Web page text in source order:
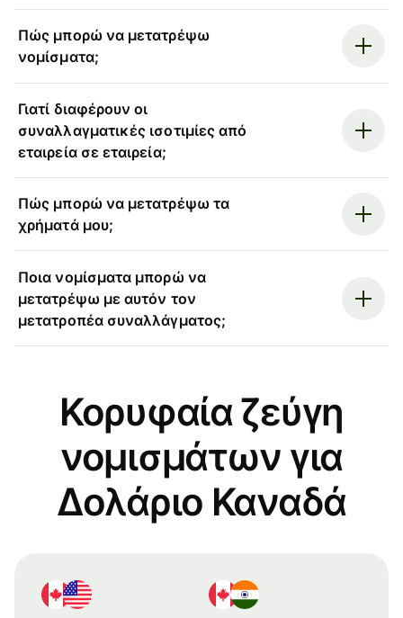
Πώς μπορώ να μετατρέψω
νομίσματα;
Γιατί διαφέρουν οι
συναλλαγματικές ισοτιμίες από
εταιρεία σε εταιρεία;
Πώς μπορώ να μετατρέψω τα
χρήματά μου;
Ποια νομίσματα μπορώ να
μετατρέψω με αυτόν τον
μετατροπέα συναλλάγματος;
Κορυφαία ζεύγη
νομισμάτων για
Δολάριο Καναδά